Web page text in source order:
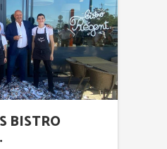
BISTRO